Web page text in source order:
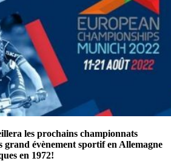
les prochains championnats
grand évènement sportif en Allemagne
en 1972!